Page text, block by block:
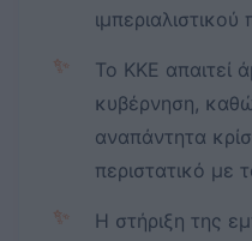
✨
Το ΚΚΕ απαιτεί
κυβέρνηση,
αναπάντητα
περιστατικό με
✨
Η στήριξη της